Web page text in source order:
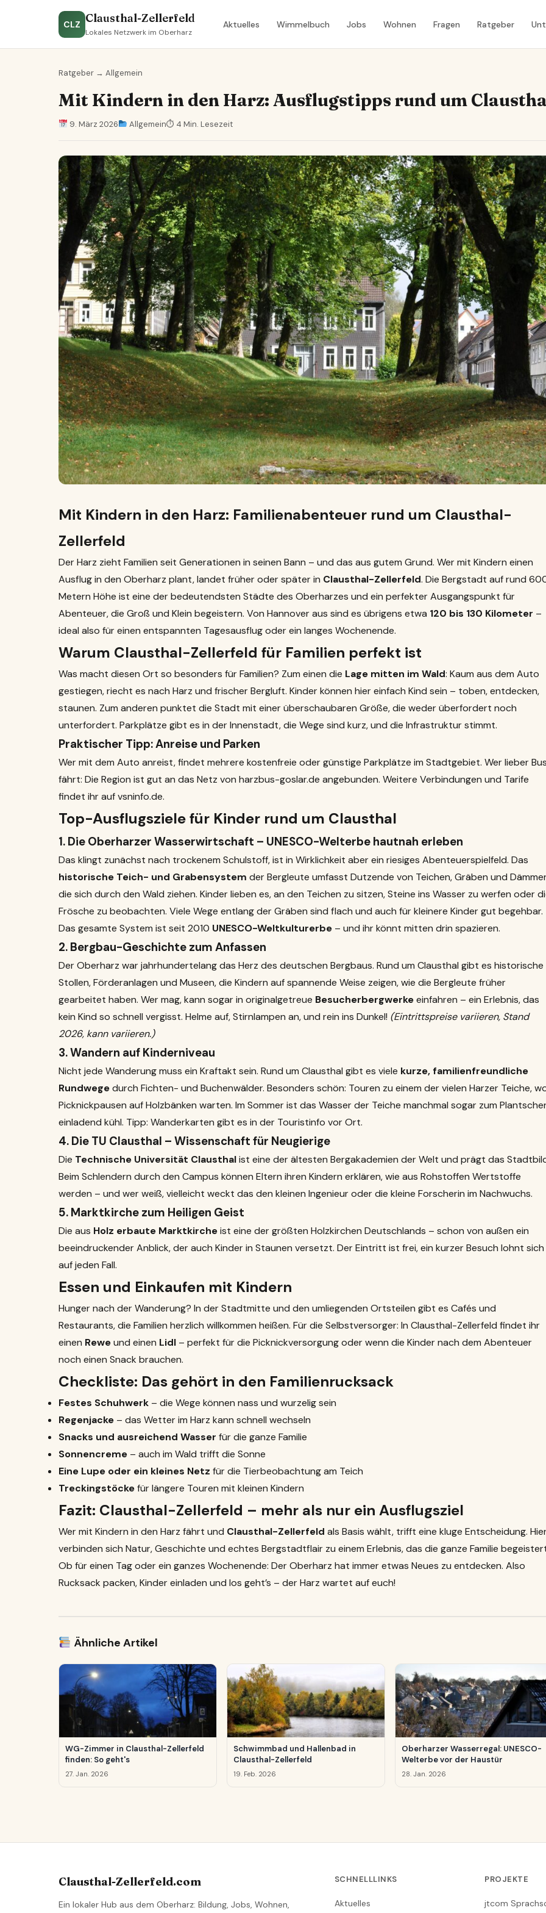
CLZ Clausthal-Zellerfeld
Lokales Netzwerk im Oberharz
Aktuelles Wimmelbuch Jobs Wohnen Fragen Ratgeber
Ratgeber → Allgemein
Mit Kindern in den Harz: Ausflugstipps rund um
9. März 2026 Allgemein⏱ 4 Min. Lesezeit
Mit Kindern in den Harz: Familienabenteuer rund um Clausthal-
Zellerfeld
Der Harz zieht Familien seit Generationen in seinen Bann – und das aus gutem Grund. Wer mit Kindern einen
Ausflugin den Oberharz plant, landet früher oder später in Clausthal-Zellerfeld. Die Bergstadt auf rund
Metern Höhe ist eine der bedeutendsten Städte des Oberharzes und ein perfekter Ausgangspunkt für
Abenteuer, die Groß und Klein begeistern. Von Hannover aus sind es übrigens etwa 120 bis 130 Kilometer –
ideal also für einen entspannten Tagesausflug oder ein langes Wochenende.
Warum Clausthal-Zellerfeld für Familien perfekt ist
Was macht diesen Ort so besonders für Familien? Zum einen die Lage mitten im Wald: Kaum aus dem Auto
gestiegen, riecht es nach Harz und frischer Bergluft. Kinder können hier einfach Kind sein – toben, entdecken,
staunen. Zum anderen punktet die Stadt mit einer überschaubaren Größe, die weder überfordert noch
unterfordert. Parkplätze gibt es in der Innenstadt, die Wege sind kurz, und die Infrastruktur stimmt.
Praktischer Tipp: Anreise und Parken
Wer mit dem Auto anreist, findet mehrere kostenfreie oder günstige Parkplätze im Stadtgebiet. Wer lieber
fährt: Die Region ist gut an das Netz von harzbus-goslar.de angebunden. Weitere Verbindungen und Tarife
findet ihr aufvsninfo.de.
Top-Ausflugsziele für Kinder rund um Clausthal
1. Die Oberharzer Wasserwirtschaft – UNESCO-Welterbe hautnah erleben
Das klingt zunächst nach trockenem Schulstoff, ist in Wirklichkeit aber ein riesiges Abenteuerspielfeld. Das
historische Teich- und Grabensystem der Bergleute umfasst Dutzende von Teichen, Gräben und
die sich durch den Wald ziehen. Kinder lieben es, an den Teichen zu sitzen, Steine ins Wasser zu werfen oder
Frösche zu beobachten. Viele Wege entlang der Gräben sind flach und auch für kleinere Kinder gut begehbar.
Das gesamte System ist seit 2010 UNESCO-Weltkulturerbe – und ihr könnt mitten drin spazieren.
2. Bergbau-Geschichte zum Anfassen
Der Oberharz war jahrhundertelang das Herz des deutschen Bergbaus. Rund um Clausthal gibt es historische
Stollen, Förderanlagen und Museen, die Kindern auf spannende Weise zeigen, wie die Bergleute früher
gearbeitet haben. Wer mag, kann sogar in originalgetreue Besucherbergwerkeeinfahren – ein Erlebnis, das
kein Kind so schnell vergisst. Helme auf, Stirnlampen an, und rein ins Dunkel! (Eintrittspreise variieren, Stand
2026, kann variieren.)
3. Wandern auf Kinderniveau
Nicht jede Wanderung muss ein Kraftakt sein. Rund um Clausthal gibt es viele kurze, familienfreundliche
Rundwegedurch Fichten- und Buchenwälder. Besonders schön: Touren zu einem der vielen Harzer Teiche,
Picknickpausen auf Holzbänken warten. Im Sommer ist das Wasser der Teiche manchmal sogar zum
einladend kühl. Tipp: Wanderkarten gibt es in der Touristinfo vor Ort.
4. Die TU Clausthal – Wissenschaft für Neugierige
Die Technische Universität Clausthalist eine der ältesten Bergakademien der Welt und prägt das
Beim Schlendern durch den Campus können Eltern ihren Kindern erklären, wie aus Rohstoffen Wertstoffe
werden – und wer weiß, vielleicht weckt das den kleinen Ingenieur oder die kleine Forscherin im Nachwuchs.
5. Marktkirche zum Heiligen Geist
Die aus Holz erbaute Marktkircheist eine der größten Holzkirchen Deutschlands – schon von außen ein
beeindruckender Anblick, der auch Kinder in Staunen versetzt. Der Eintritt ist frei, ein kurzer Besuch lohnt sich
auf jeden Fall.
Essen und Einkaufen mit Kindern
Hunger nach der Wanderung? In der Stadtmitte und den umliegenden Ortsteilen gibt es Cafés und
Restaurants, die Familien herzlich willkommen heißen. Für die Selbstversorger: In Clausthal-Zellerfeld findet ihr
einen Reweund einen Lidl – perfekt für die Picknickversorgung oder wenn die Kinder nach dem Abenteuer
noch einen Snack brauchen.
Checkliste: Das gehört in den Familienrucksack
Festes Schuhwerk – die Wege können nass und wurzelig sein
Regenjacke – das Wetter im Harz kann schnell wechseln
Snacks und ausreichend Wasser für die ganze Familie
Sonnencreme – auch im Wald trifft die Sonne
Eine Lupe oder ein kleines Netz für die Tierbeobachtung am Teich
Treckingstöckefür längere Touren mit kleinen Kindern
Fazit: Clausthal-Zellerfeld – mehr als nur ein Ausflugsziel
Wer mit Kindern in den Harz fährt und Clausthal-Zellerfeld als Basis wählt, trifft eine kluge Entscheidung.
verbinden sich Natur, Geschichte und echtes Bergstadtflair zu einem Erlebnis, das die ganze Familie
Ob für einen Tag oder ein ganzes Wochenende: Der Oberharz hat immer etwas Neues zu entdecken. Also
Rucksack packen, Kinder einladen und los geht’s – der Harz wartet auf euch!
Ähnliche Artikel
WG-Zimmer in Clausthal-Zellerfeld
finden: So geht's
27. Jan. 2026
Schwimmbad und Hallenbad in
Clausthal-Zellerfeld
19. Feb. 2026
Oberharzer Wasserregal: UNESCO-
Welterbe vor der Haustür
28. Jan. 2026
Clausthal-Zellerfeld.com
Ein lokaler Hub aus dem Oberharz: Bildung, Jobs, Wohnen,
SCHNELLLINKS
Aktuelles
PROJEKTE
jtcom